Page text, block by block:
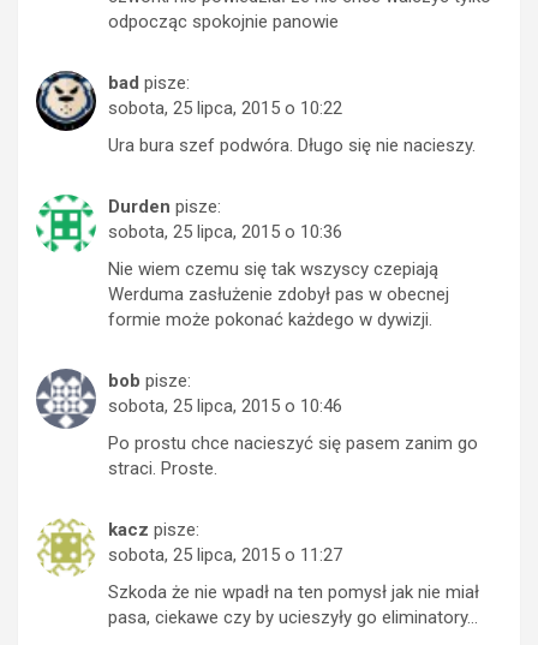
odpocząc spokojnie panowie
bad pisze:
sobota, 25 lipca, 2015 o 10:22
Ura bura szef podwóra. Długo się nie nacieszy.
Durden pisze:
sobota, 25 lipca, 2015 o 10:36
Nie wiem czemu się tak wszyscy czepiają
Werduma zasłużenie zdobył pas w obecnej
formie może pokonać każdego w dywizji.
bob pisze:
sobota, 25 lipca, 2015 o 10:46
Po prostu chce nacieszyć się pasem zanim go
straci. Proste.
kacz pisze:
sobota, 25 lipca, 2015 o 11:27
Szkoda że nie wpadł na ten pomysł jak nie miał
pasa, ciekawe czy by ucieszyły go eliminatory…